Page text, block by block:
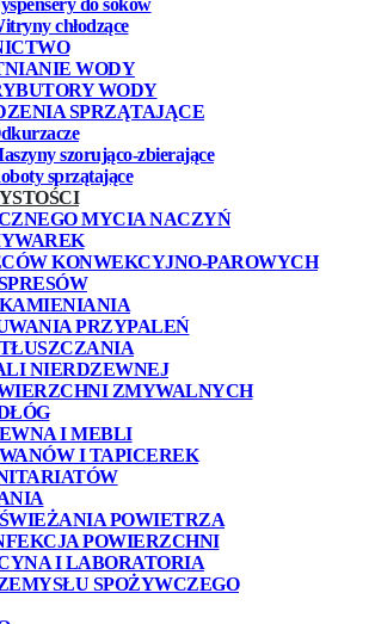
chłodzące
WODY
WODY
SPRZĄTAJĄCE
szorująco-zbierające
sprzątające
MYCIA NACZYŃ
KONWEKCYJNO-PAROWYCH
PRZYPALEŃ
NIERDZEWNEJ
ZMYWALNYCH
I MEBLI
I TAPICEREK
POWIETRZA
POWIERZCHNI
I LABORATORIA
SPOŻYWCZEGO